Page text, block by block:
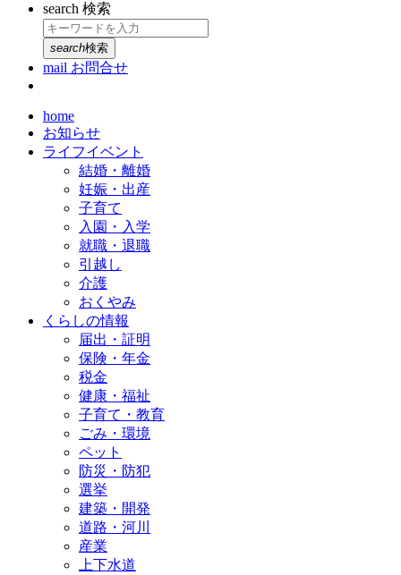
search 検索
search検索
mail お問合せ
home
お知らせ
ライフイベント
結婚・離婚
妊娠・出産
子育て
入園・入学
就職・退職
引越し
介護
おくやみ
くらしの情報
届出・証明
保険・年金
税金
健康・福祉
子育て・教育
ごみ・環境
ペット
防災・防犯
選挙
建築・開発
道路・河川
産業
上下水道